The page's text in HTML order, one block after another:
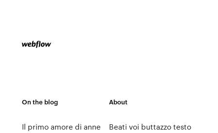
On the blog
Il primo amore di anne
About
Beati voi buttazzo testo